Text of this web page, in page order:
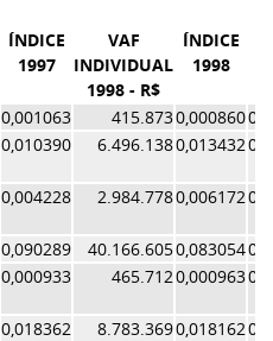
ÍNDICE
1997
VAF
INDIVIDUAL
1998 - R$
ÍNDICE
1998
0,001063 415.8730,000860
0,010390 6.496.1380,013432
0,004228 2.984.7780,006172
0,090289 40.166.6050,083054
0,000933 465.7120,000963
0,018362 8.783.3690,018162